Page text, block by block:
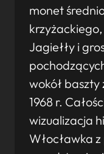
monet
Jagiełły i
wokół baszty
1968 r.
wizualizacja
Włocławka